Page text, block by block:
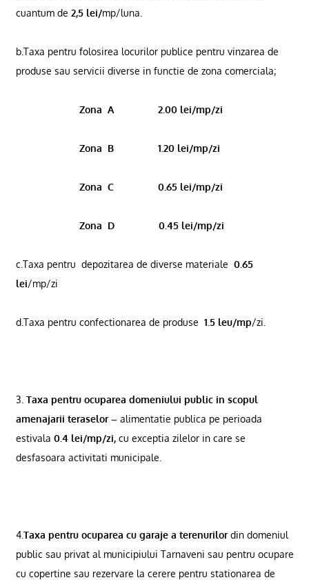
cuantum de 2,5 lei/mp/luna.
b.Taxa pentru folosirea locurilor publice pentru vinzarea de
produse sau servicii diverse in functie de zona comerciala;
Zona A 2.00 lei/mp/zi
Zona B 1.20 lei/mp/zi
Zona C 0.65 lei/mp/zi
Zona D 0.45 lei/mp/zi
c.Taxa pentru depozitarea de diverse materiale 0.65
lei/mp/zi
d.Taxa pentru confectionarea de produse 1.5 leu/mp/zi.
3. Taxa pentru ocuparea domeniului public in scopul
amenajarii teraselor – alimentatie publica pe perioada
estivala 0.4 lei/mp/zi, cu exceptia zilelor in care se
desfasoara activitati municipale.
4.Taxa pentru ocuparea cu garaje a terenurilordin domeniul
public sau privat al municipiului Tarnaveni sau pentru ocupare
cu copertine sau rezervare la cerere pentru stationarea de